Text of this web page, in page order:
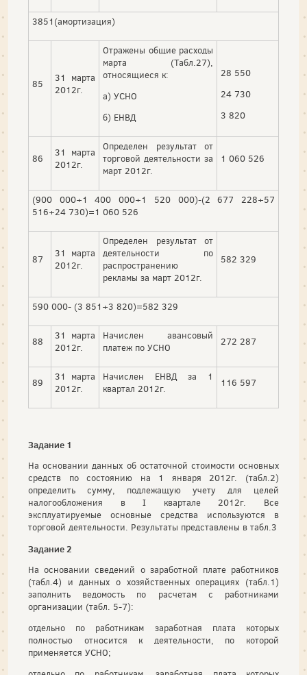
3851(амортизация)
85
31 марта
2012г.
Отражены общие расходы
марта (Табл.27),
относящиеся к:
а) УСНО
б) ЕНВД
28 550
24 730
3 820
86
31 марта
2012г.
Определен результат от
торговой деятельности за
март 2012г.
1 060 526
(900 000+1 400 000+1 520 000)-(2 677 228+57
516+24 730)=1 060 526
87
31 марта
2012г.
Определен результат от
деятельности по
распространению
рекламы за март 2012г.
582 329
590 000- (3 851+3 820)=582 329
88
31 марта
2012г.
Начислен авансовый
платеж по УСНО
272 287
89
31 марта
2012г.
Начислен ЕНВД за 1
квартал 2012г.
116 597
Задание 1
На основании данных об остаточной стоимости основных
средств по состоянию на 1 января 2012г. (табл.2)
определить сумму, подлежащую учету для целей
налогообложения в I квартале 2012г. Все
эксплуатируемые основные средства используются в
торговой деятельности. Результаты представлены в табл.3
Задание 2
На основании сведений о заработной плате работников
(табл.4) и данных о хозяйственных операциях (табл.1)
заполнить ведомость по расчетам с работниками
организации (табл. 5-7):
отдельно по работникам заработная плата которых
полностью относится к деятельности, по которой
применяется УСНО;